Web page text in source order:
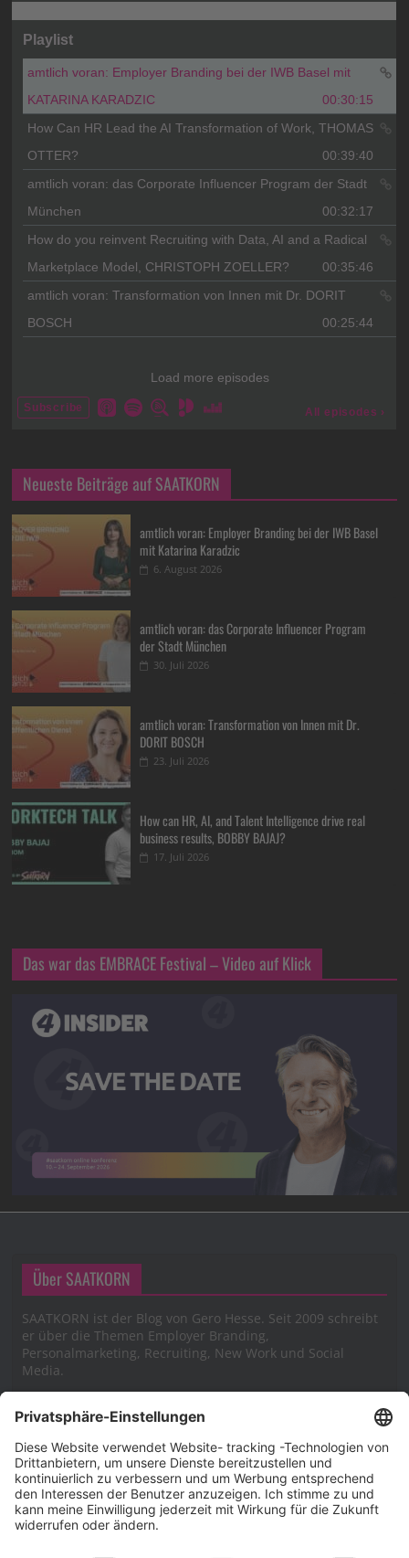
Neueste Beiträge auf SAATKORN
amtlich voran: Employer Branding bei der IWB Basel
mit Katarina Karadzic
6. August 2026
amtlich voran: das Corporate Influencer Program
der Stadt München
30. Juli 2026
amtlich voran: Transformation von Innen mit Dr.
DORIT BOSCH
23. Juli 2026
How can HR, AI, and Talent Intelligence drive real
business results, BOBBY BAJAJ?
17. Juli 2026
Das war das EMBRACE Festival – Video auf Klick
Über SAATKORN
SAATKORN ist der Blog von Gero Hesse. Seit 2009 schreibt
er über die Themen Employer Branding,
Personalmarketing, Recruiting, New Work und Social
Media.
Impressum
Impressum